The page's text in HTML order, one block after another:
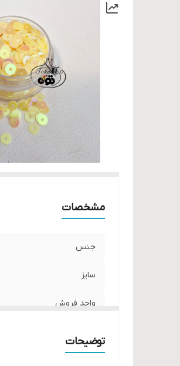
مشخصات
جنس
سایز
واحد فروش
توضیحات